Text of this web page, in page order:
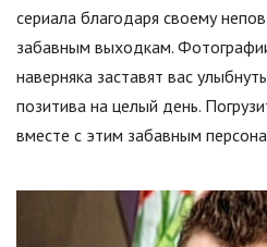
сериала благодаря своему
забавным выходкам.
наверняка заставят вас
позитива на целый день.
вместе с этим забавным